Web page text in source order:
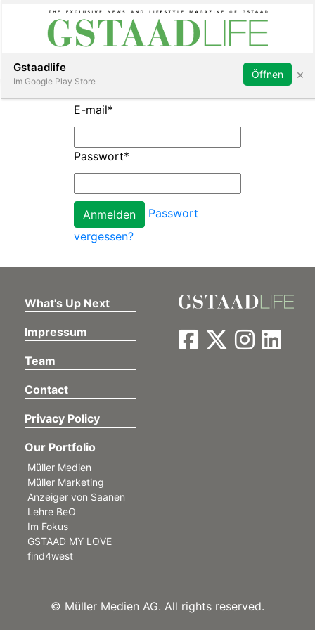
Subscribe Sign in
E-mail*
Passwort*
Passwort
vergessen?
What's Up Next
Impressum
Team
Contact
Privacy Policy
Our Portfolio
Müller Medien
Müller Marketing
Anzeiger von Saanen
Lehre BeO
Im Fokus
GSTAAD MY LOVE
find4west
© Müller Medien AG. All rights reserved.
Gstaadlife
Im Google Play Store
Öffnen ×